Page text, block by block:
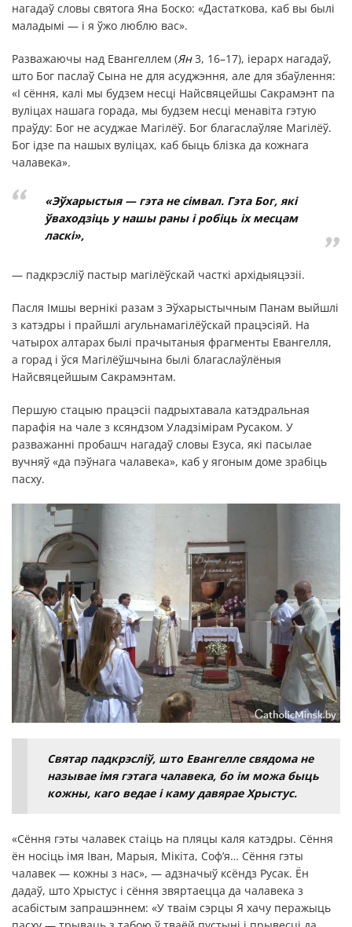
нагадаў словы святога Яна Боско: «Дастаткова, каб вы былі
маладымі — і я ўжо люблю вас».
Разважаючы над Евангеллем (Ян3, 16–17), іерарх нагадаў,
што Бог паслаў Сына не для асуджэння, але для збаўлення:
«І сёння, калі мы будзем несці Найсвяцейшы Сакрамэнт па
вуліцах нашага горада, мы будзем несці менавіта гэтую
праўду: Бог не асуджае Магілёў. Бог благаслаўляе Магілёў.
Бог ідзе па нашых вуліцах, каб быць блізка да кожнага
чалавека».
«Эўхарыстыя — гэта не сімвал. Гэта Бог, які
ўваходзіць у нашы раны і робіць іх месцам
ласкі»,
— падкрэсліў пастыр магілёўскай часткі архідыяцэзіі.
Пасля Імшы вернікі разам з Эўхарыстычным Панам выйшлі
з катэдры і прайшлі агульнамагілёўскай працэсіяй. На
чатырох алтарах былі прачытаныя фрагменты Евангелля,
а горад і ўся Магілёўшчына былі благаслаўлёныя
Найсвяцейшым Сакрамэнтам.
Першую стацыю працэсіі падрыхтавала катэдральная
парафія на чале з ксяндзом Уладзімірам Русаком. У
разважанні пробашч нагадаў словы Езуса, які пасылае
вучняў «да пэўнага чалавека», каб у ягоным доме зрабіць
пасху.
Святар падкрэсліў, што Евангелле свядома не
называе імя гэтага чалавека, бо ім можа быць
кожны, каго ведае і каму давярае Хрыстус.
«Сёння гэты чалавек стаіць на пляцы каля катэдры. Сёння
ён носіць імя Іван, Марыя, Мікіта, Соф’я… Сёння гэты
чалавек — кожны з нас», — адзначыў ксёндз Русак. Ён
дадаў, што Хрыстус і сёння звяртаецца да чалавека з
асабістым запрашэннем: «У тваім сэрцы Я хачу перажыць